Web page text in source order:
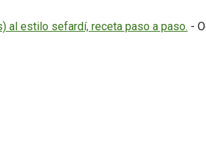
al estilo sefardí, receta paso a paso. -